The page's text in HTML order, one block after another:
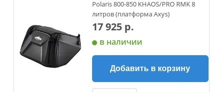
Polaris 800-850 KHAOS/PRO RMK 8
литров (платформа Axys)
17 925 р.
в наличии
Добавить в корзину